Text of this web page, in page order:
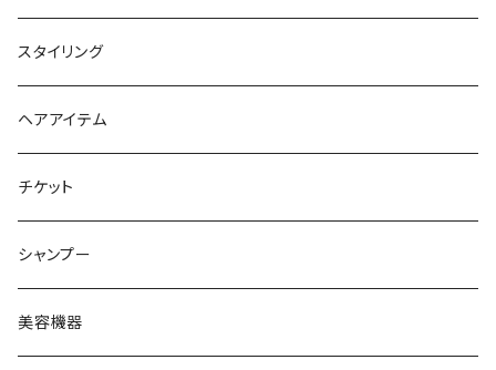
トリートメント
ヘアオイル
スタイリング
ヘアアイテム
チケット
シャンプー
美容機器